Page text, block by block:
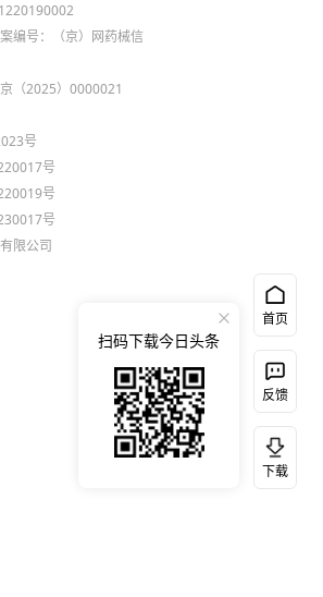
编号：（京）网药械信
（2025）0000021
号
号
号
号
限公司
首页
反馈
下载
扫码下载今日头条